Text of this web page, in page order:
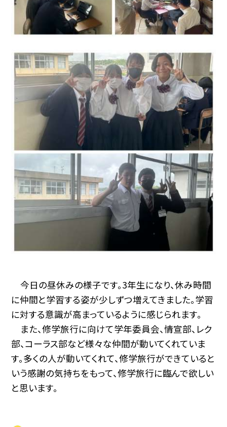
今日の昼休みの様子です。3年生になり、休み時間
に仲間と学習する姿が少しずつ増えてきました。学習
に対する意識が高まっているように感じられます。
また、修学旅行に向けて学年委員会、情宣部、レク
部、コーラス部など様々な仲間が動いてくれていま
す。多くの人が動いてくれて、修学旅行ができていると
いう感謝の気持ちをもって、修学旅行に臨んで欲しい
と思います。